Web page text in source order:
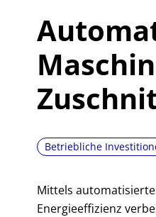
Betriebliche
Mittels
Energieeffizienz